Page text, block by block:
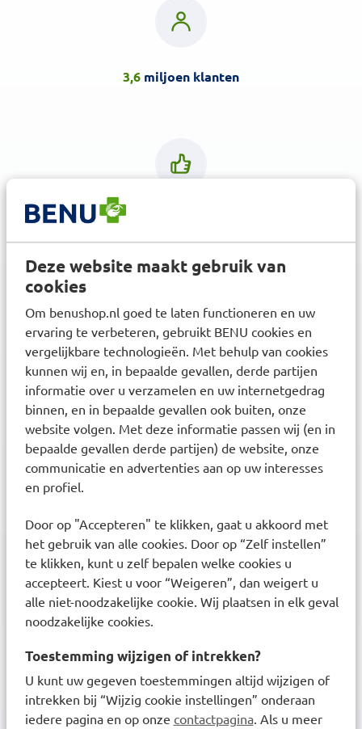
Deze website maakt gebruik van
cookies
Om benushop.nl goed te laten functioneren en uw
ervaring te verbeteren, gebruikt BENU cookies en
vergelijkbare technologieën. Met behulp van cookies
kunnen wij en, in bepaalde gevallen, derde partijen
informatie over u verzamelen en uw internetgedrag
binnen, en in bepaalde gevallen ook buiten, onze
website volgen. Met deze informatie passen wij (en in
bepaalde gevallen derde partijen) de website, onze
communicatie en advertenties aan op uw interesses
en profiel.
Door op "Accepteren" te klikken, gaat u akkoord met
het gebruik van alle cookies. Door op “Zelf instellen”
te klikken, kunt u zelf bepalen welke cookies u
accepteert. Kiest u voor “Weigeren”, dan weigert u
alle niet-noodzakelijke cookie. Wij plaatsen in elk geval
noodzakelijke cookies.
Toestemming wijzigen of intrekken?
U kunt uw gegeven toestemmingen altijd wijzigen of
intrekken bij “Wijzig cookie instellingen” onderaan
iedere pagina en op onze contactpagina. Als u meer
3,6miljoen klanten
Klanten waarderen ons met een
Nieuwsbrief
Ontvang zorgadvies en onze laatste actiesInschrijven
Inschrijven
Inschrijven
Ontdek onze services
Inschrijven bij uw BENU Apotheek
Medicijnen afhalen en bezorgen
Aanmelden afhaalservice
Herhaalservice met recept
Medicijnoverzicht aanvragen